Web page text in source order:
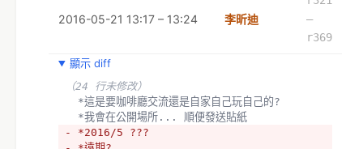
2016-05-21 13:17 – 13:24 李昕迪
–
r369
顯示 diff
（24 行未修改）
  *這是要咖啡廳交流還是自家自己玩自己的?
  *我會在公開場所... 順便發送貼紙
- *2016/5 ???